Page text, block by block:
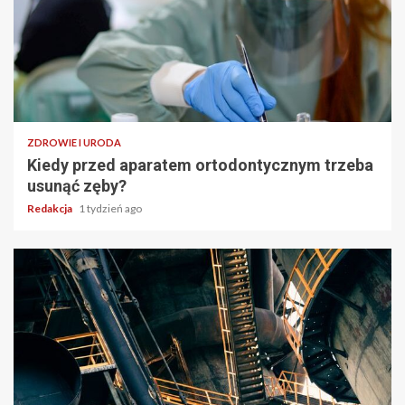
ZDROWIE I URODA
Kiedy przed aparatem ortodontycznym trzeba
usunąć zęby?
Redakcja 1 tydzień ago